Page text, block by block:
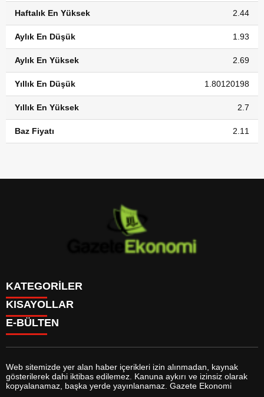
Haftalık En Yüksek 2.44
Aylık En Düşük 1.93
Aylık En Yüksek 2.69
Yıllık En Düşük 1.80120198
Yıllık En Yüksek 2.7
Baz Fiyatı 2.11
KATEGORİLER
GÜNDEM
DÜNYA
SİYASET
MAGAZİN
SAĞLIK
EĞİTİM
YAŞAM
KISAYOLLAR
BURÇLAR
FİKSTÜR
FİRMA EKLE
FİRMA REHBERİ
E-BÜLTEN
gazeteekonomi.com e-bültenine abone olarak, tarafınıza haber,
Web sitemizde yer alan haber içerikleri izin alınmadan, kaynak
gösterilerek dahi iktibas edilemez. Kanuna aykırı ve izinsiz olarak
kopyalanamaz, başka yerde yayınlanamaz. Gazete Ekonomi